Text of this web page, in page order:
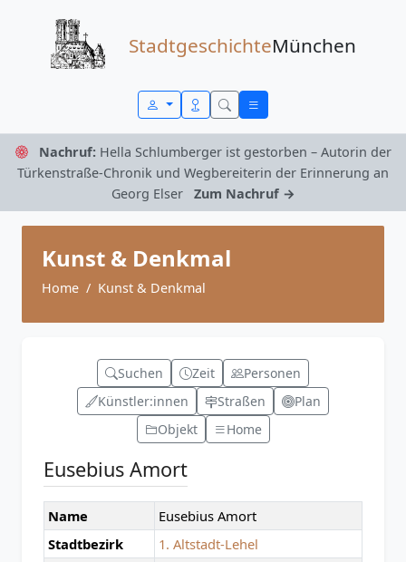
StadtgeschichteMünchen
Nachruf: Hella Schlumberger ist gestorben – Autorin der
Türkenstraße-Chronik und Wegbereiterin der Erinnerung an
Georg Elser
Zum Nachruf →
Kunst & Denkmal
Home Kunst & Denkmal
Suchen Zeit
Personen
Künstler:innen
Straßen
Plan
Objekt
Home
Eusebius Amort
Name
Eusebius Amort
Stadtbezirk
1. Altstadt-Lehel